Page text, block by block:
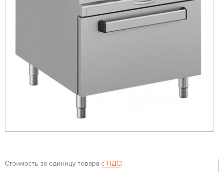
Стоимость за единицу товара с НДС: